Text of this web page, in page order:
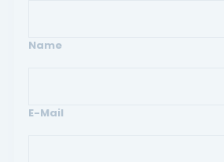
Name
E-Mail